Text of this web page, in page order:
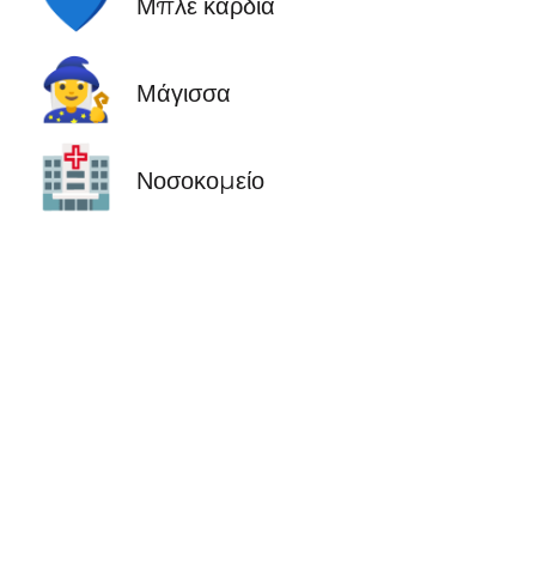
🧙‍♀️ Μάγισσα
🏥 Νοσοκομείο